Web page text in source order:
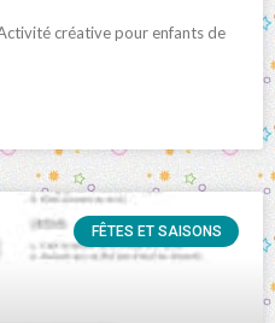
créative pour enfants de
FÊTES ET SAISONS